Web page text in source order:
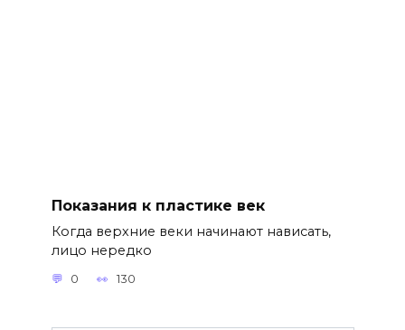
Показания к пластике век
Когда верхние веки начинают нависать,
лицо нередко
0 130